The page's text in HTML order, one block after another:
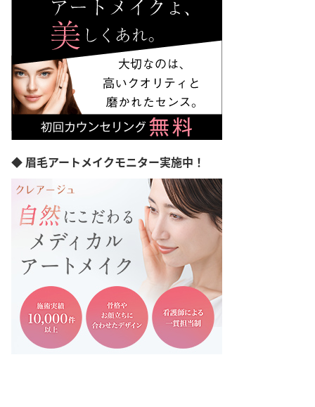
山口県
徳島県
香川県
愛媛県
高知県
佐賀県
長崎県
熊本県
大分県
鹿児島県
沖縄県
◆ 眉毛アートメイクモニター実施中！